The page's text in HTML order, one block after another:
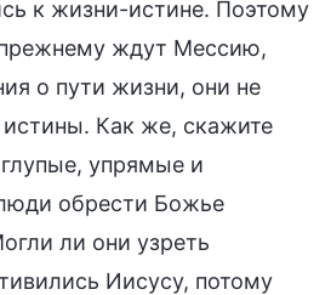
к жизни-истине. Поэтому
ждут Мессию,
о пути жизни, они не
истины. Как же, скажите
упрямые и
обрести Божье
ли они узреть
Иисусу, потому